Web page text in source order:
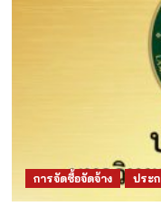
การจัดซื้อจัดจ้าง ประ